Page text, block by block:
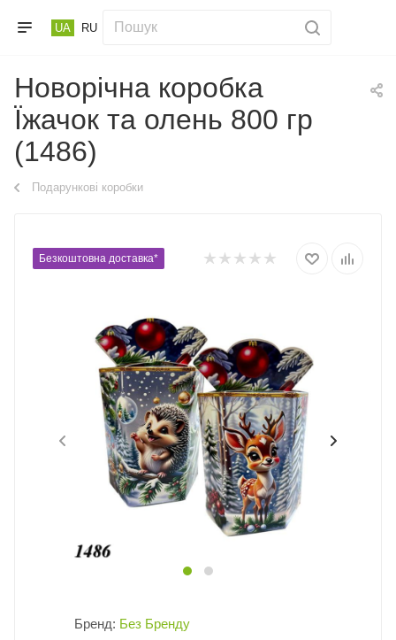
UA RU
Новорічна коробка
Їжачок та олень 800 гр
(1486)
Подарункові коробки
Безкоштовна доставка*
Бренд: Без Бренду